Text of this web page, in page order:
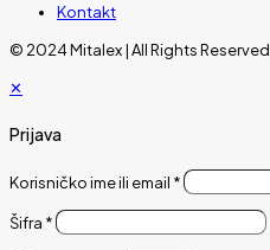
Kontakt
© 2024 Mitalex | All Rights Reserved
✕
Prijava
Korisničko ime ili email *
Šifra *